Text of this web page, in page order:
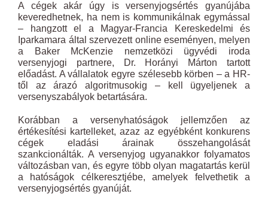
A cégek akár úgy is versenyjogsértés gyanújába
keveredhetnek, ha nem is kommunikálnak egymással
– hangzott el a Magyar-Francia Kereskedelmi és
Iparkamara által szervezett online eseményen, melyen
a Baker McKenzie nemzetközi ügyvédi iroda
versenyjogi partnere, Dr. Horányi Márton tartott
előadást. A vállalatok egyre szélesebb körben – a HR-
től az árazó algoritmusokig – kell ügyeljenek a
versenyszabályok betartására.
Korábban a versenyhatóságok jellemzően az
értékesítési kartelleket, azaz az egyébként konkurens
cégek eladási árainak összehangolását
szankcionálták. A versenyjog ugyanakkor folyamatos
változásban van, és egyre több olyan magatartás kerül
a hatóságok célkeresztjébe, amelyek felvethetik a
versenyjogsértés gyanúját.